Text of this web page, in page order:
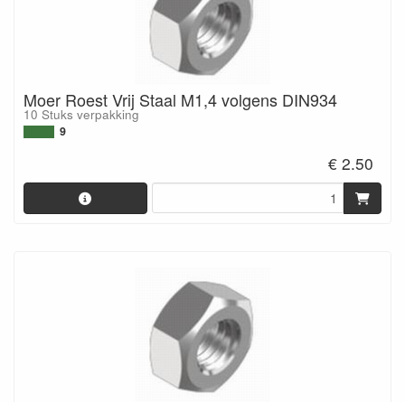
Moer Roest Vrij Staal M1,4 volgens DIN934
10 Stuks verpakking
9
€ 2.50